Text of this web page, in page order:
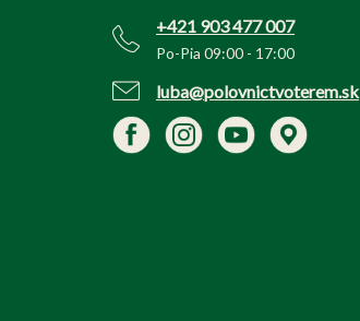
+421 903 477 007
Po-Pia 09:00 - 17:00
luba@polovnictvoterem.sk